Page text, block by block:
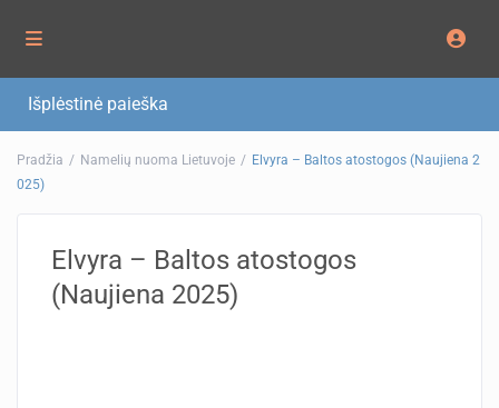
Išplėstinė paieška
Pradžia Namelių nuoma Lietuvoje
Elvyra – Baltos atostogos (Naujiena 2
025)
Elvyra – Baltos atostogos
(Naujiena 2025)